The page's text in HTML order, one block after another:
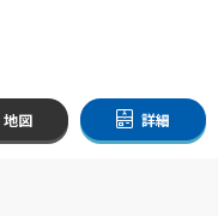
地図 詳細